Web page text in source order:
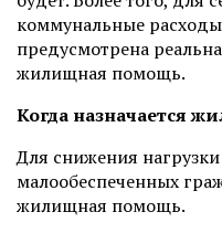
коммунальные
предусмотрена
жилищная помощь.
Когда назначается
Для снижения
малообеспеченных
жилищная помощь.